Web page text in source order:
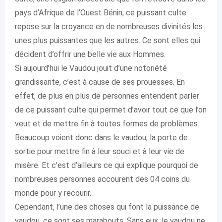
pays d’Afrique de l’Ouest Bénin, ce puissant culte
repose sur la croyance en de nombreuses divinités les
unes plus puissantes que les autres. Ce sont elles qui
décident d’offrir une belle vie aux Hommes.
Si aujourd’hui le Vaudou jouit d’une notoriété
grandissante, c’est à cause de ses prouesses. En
effet, de plus en plus de personnes entendent parler
de ce puissant culte qui permet d’avoir tout ce que l’on
veut et de mettre fin à toutes formes de problèmes.
Beaucoup voient donc dans le vaudou, la porte de
sortie pour mettre fin à leur souci et à leur vie de
misère. Et c’est d’ailleurs ce qui explique pourquoi de
nombreuses personnes accourent des 04 coins du
monde pour y recourir.
Cependant, l’une des choses qui font la puissance de